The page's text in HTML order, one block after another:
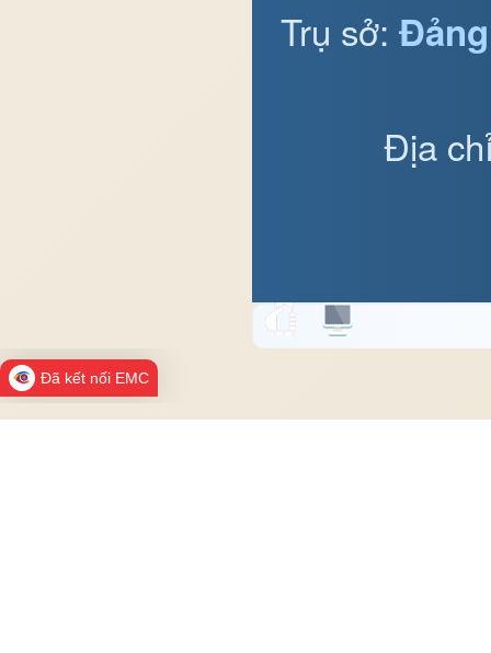
Trụ sở:
Địa
Đã kết nối EMC